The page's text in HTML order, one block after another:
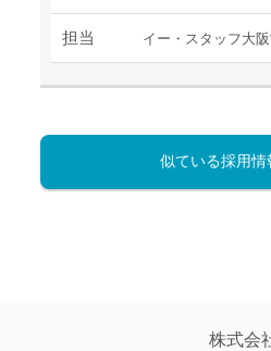
担当 イー・スタッフ大
似ている採用情
株式会